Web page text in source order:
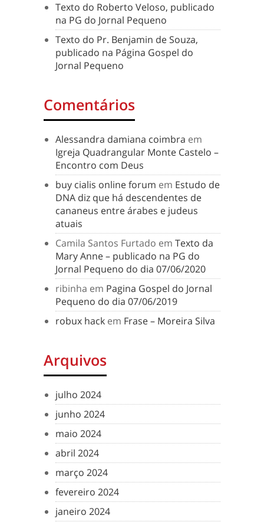
Texto do Roberto Veloso, publicado
na PG do Jornal Pequeno
Texto do Pr. Benjamin de Souza,
publicado na Página Gospel do
Jornal Pequeno
Comentários
Alessandra damiana coimbra em
Igreja Quadrangular Monte Castelo –
Encontro com Deus
buy cialis online forum em Estudo de
DNA diz que há descendentes de
cananeus entre árabes e judeus
atuais
Camila Santos Furtado em Texto da
Mary Anne – publicado na PG do
Jornal Pequeno do dia 07/06/2020
ribinha em Pagina Gospel do Jornal
Pequeno do dia 07/06/2019
robux hack em Frase – Moreira Silva
Arquivos
julho 2024
junho 2024
maio 2024
abril 2024
março 2024
fevereiro 2024
janeiro 2024